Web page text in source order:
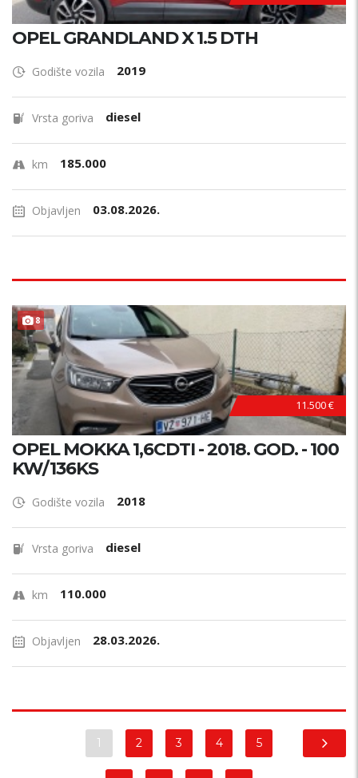
OPEL GRANDLAND X 1.5 DTH
Godište vozila 2019
Vrsta goriva diesel
km 185.000
Objavljen 03.08.2026.
8
11.500 €
OPEL MOKKA 1,6CDTI - 2018. GOD. - 100
KW/136KS
Godište vozila 2018
Vrsta goriva diesel
km 110.000
Objavljen 28.03.2026.
1 2 3 4 5